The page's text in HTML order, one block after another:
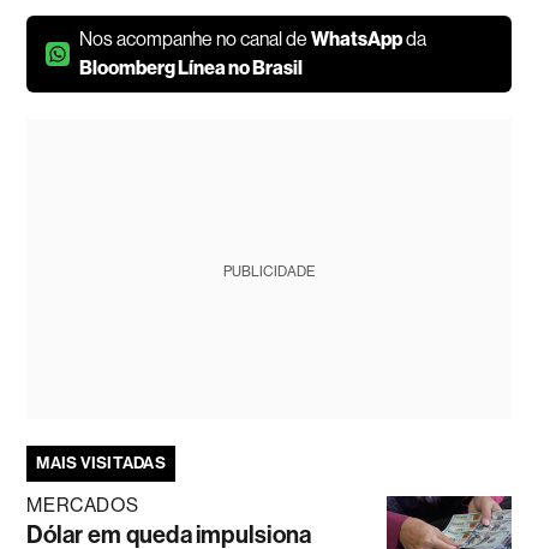
Nos acompanhe no canal deWhatsAppda
Bloomberg Línea no Brasil
PUBLICIDADE
MAIS VISITADAS
MERCADOS
Dólar em queda impulsiona